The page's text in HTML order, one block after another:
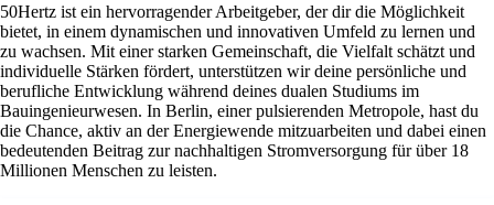
50Hertz ist ein hervorragender Arbeitgeber, der dir die Möglichkeit
bietet, in einem dynamischen und innovativen Umfeld zu lernen und
zu wachsen. Mit einer starken Gemeinschaft, die Vielfalt schätzt und
individuelle Stärken fördert, unterstützen wir deine persönliche und
berufliche Entwicklung während deines dualen Studiums im
Bauingenieurwesen. In Berlin, einer pulsierenden Metropole, hast du
die Chance, aktiv an der Energiewende mitzuarbeiten und dabei einen
bedeutenden Beitrag zur nachhaltigen Stromversorgung für über 18
Millionen Menschen zu leisten.